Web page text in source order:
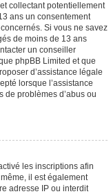
collectant potentiellement
ans un consentement
Si vous ne savez
de moins de 13 ans
un conseiller
phpBB Limited et que
d’assistance légale
lorsque l’assistance
de problèmes d’abus ou
les inscriptions afin
il est également
adresse IP ou interdit